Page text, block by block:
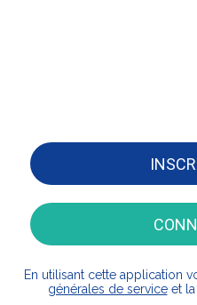
En utilisant cette application
générales de serviceet la